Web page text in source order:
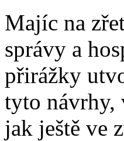
Majíc na
správy a
přirážky
tyto návrhy,
jak ještě ve